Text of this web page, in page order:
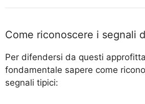
Come riconoscere i segnali
Per difendersi da questi
fondamentale sapere come
segnali tipici: